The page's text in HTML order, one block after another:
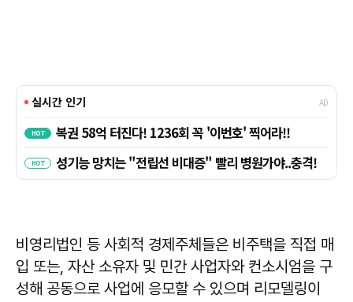
비영리법인 등 사회적 경제주체들은 비주택을 직접 매
입 또는, 자산 소유자 및 민간 사업자와 컨소시엄을 구
성해 공동으로 사업에 응모할 수 있으며 리모델링이